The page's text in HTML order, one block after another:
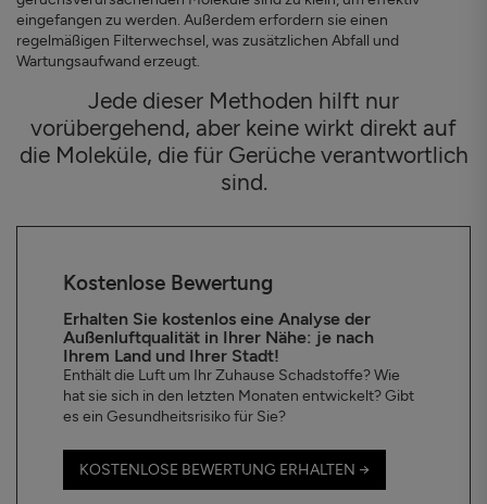
eingefangen zu werden. Außerdem erfordern sie einen
regelmäßigen Filterwechsel, was zusätzlichen Abfall und
Wartungsaufwand erzeugt.
Jede dieser Methoden hilft nur
vorübergehend, aber keine wirkt direkt auf
die Moleküle, die für Gerüche verantwortlich
sind.
Kostenlose Bewertung
Erhalten Sie kostenlos eine Analyse der
Außenluftqualität in Ihrer Nähe: je nach
Ihrem Land und Ihrer Stadt!
Enthält die Luft um Ihr Zuhause Schadstoffe? Wie
hat sie sich in den letzten Monaten entwickelt? Gibt
es ein Gesundheitsrisiko für Sie?
KOSTENLOSE BEWERTUNG ERHALTEN →